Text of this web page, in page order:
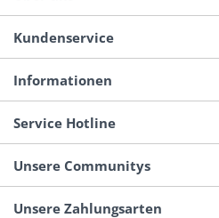
Kundenservice
Informationen
Service Hotline
Unsere Communitys
Unsere Zahlungsarten